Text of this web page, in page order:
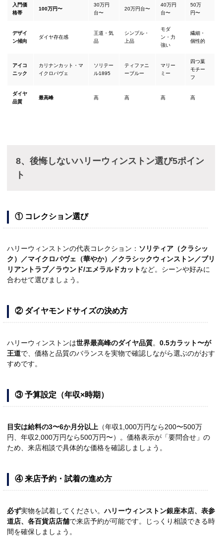
入門価
格帯
100万円〜
30万円
台〜
20万円台〜
40万円
台〜
50万
円〜
デザイ
ン傾向
ダイヤ存在感
王道・気
品
シンプル・
上品
モダ
ン・力
強い
繊細・
個性的
アイコ
ニック
カリナンカット・マ
イクロパヴェ
ソリテー
ル1895
ティファニ
ーブルー
マリー
ミー
四つ葉
モチー
フ
ダイヤ
品質
最高峰 高 高 高 高
8、後悔しないハリーウィンストン選び5ポイン
ト
① コレクション選び
ハリーウィンストンの代表コレクション： ソリティア（クラシッ
ク）／マイクロパヴェ（華やか）／クラシックウィンストン／ブリ
リアントラブ／ラウンド/エメラルドカットなど。シーンや好みに
合わせて選びましょう。
② ダイヤモンドサイズの決め方
ハリーウィンストンは世界最高峰のダイヤ品質。 0.5カラット〜が
王道で、価格と品質のバランスを実物で確認しながら選ぶのがおす
すめです。
③ 予算設定（年収×時期）
目安は給料の3〜6か月分以上 （年収1,000万円なら200〜500万
円、年収2,000万円なら500万円〜）。価格表示が「要問合せ」の
ため、来店相談で具体的な価格を確認しましょう。
④ 来店予約・試着の進め方
必ず実物を試着してください。ハリーウィンストン銀座本店、表参
道店、各百貨店店舗で来店予約が可能です。じっくり相談できる時
間を確保しましょう。